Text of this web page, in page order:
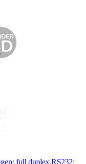
full duplex,RS232;